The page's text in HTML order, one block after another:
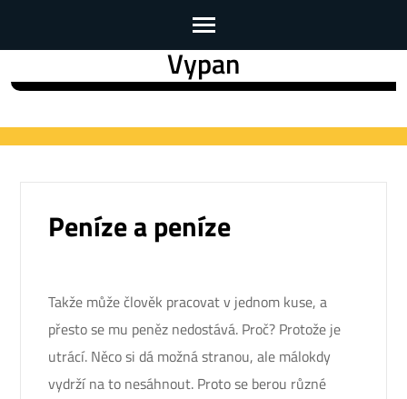
to
(Press
Vypan
Peníze a peníze
Takže může člověk pracovat v jednom kuse, a
přesto se mu peněz nedostává. Proč? Protože je
utrácí. Něco si dá možná stranou, ale málokdy
vydrží na to nesáhnout. Proto se berou různé